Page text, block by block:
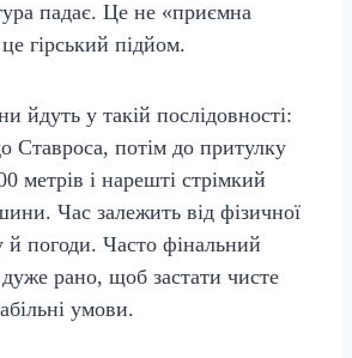
падає. Це не «приємна
гірський підйом.
йдуть у такій послідовності:
Ставроса, потім до притулку
метрів і нарешті стрімкий
Час залежить від фізичної
погоди. Часто фінальний
рано, щоб застати чисте
умови.